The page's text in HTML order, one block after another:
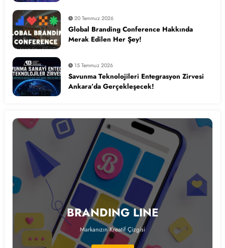
20 Temmuz 2026
Global Branding Conference Hakkında
Merak Edilen Her Şey!
15 Temmuz 2026
Savunma Teknolojileri Entegrasyon Zirvesi
Ankara’da Gerçekleşecek!
BRANDING LINE
Markanızın Kreatif Çizgisi